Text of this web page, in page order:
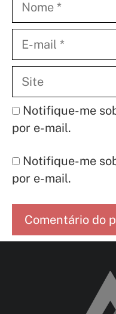
mail
Notifique-me
por e-mail.
Notifique-me
por e-mail.